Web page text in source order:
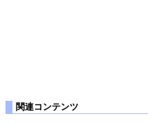
関連コンテンツ